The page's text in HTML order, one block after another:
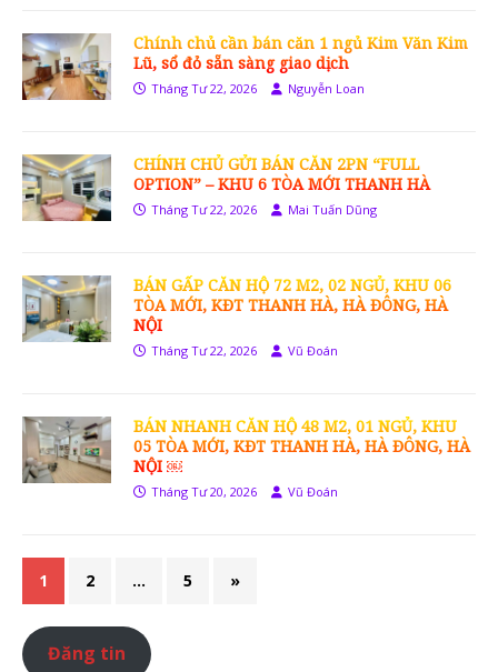
Chính chủ cần bán căn 1 ngủ Kim Văn Kim
Lũ, sổ đỏ sẵn sàng giao dịch
Tháng Tư 22, 2026 Nguyễn Loan
CHÍNH CHỦ GỬI BÁN CĂN 2PN “FULL
OPTION” – KHU 6 TÒA MỚI THANH HÀ
Tháng Tư 22, 2026 Mai Tuấn Dũng
BÁN GẤP CĂN HỘ 72 M2, 02 NGỦ, KHU 06
TÒA MỚI, KĐT THANH HÀ, HÀ ĐÔNG, HÀ
NỘI
Tháng Tư 22, 2026 Vũ Đoán
BÁN NHANH CĂN HỘ 48 M2, 01 NGỦ, KHU
05 TÒA MỚI, KĐT THANH HÀ, HÀ ĐÔNG, HÀ
NỘI ￼
Tháng Tư 20, 2026 Vũ Đoán
1 2 … 5 »
Đăng tin